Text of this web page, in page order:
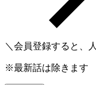
＼会員登録すると、
※最新話は除きます